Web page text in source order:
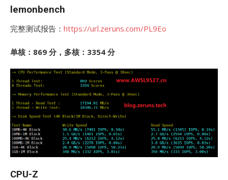
lemonbench
完整测试报告： https://url.zeruns.com/PL9Eo
单核：869 分，多核：3354 分
CPU-Z